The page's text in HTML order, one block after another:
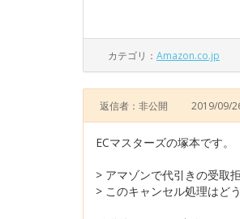
カテゴリ： Amazon.co.jp
返信者：非公開 2019/09/
ECマスターズの塚本です。
> アマゾンで代引きの受取
> このキャンセル処理はど